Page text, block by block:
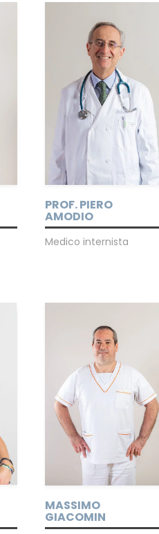
PROF. PIERO
AMODIO
Medico internista
MASSIMO
GIACOMIN